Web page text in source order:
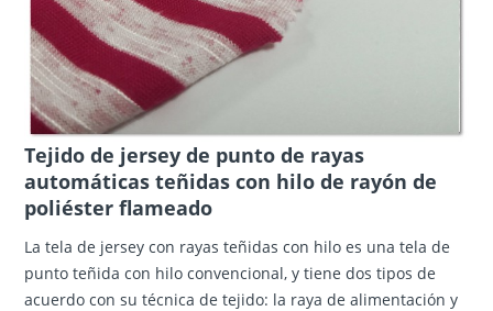
Tejido de jersey de punto de rayas
automáticas teñidas con hilo de rayón de
poliéster flameado
La tela de jersey con rayas teñidas con hilo es una tela de
punto teñida con hilo convencional, y tiene dos tipos de
acuerdo con su técnica de tejido: la raya de alimentación y